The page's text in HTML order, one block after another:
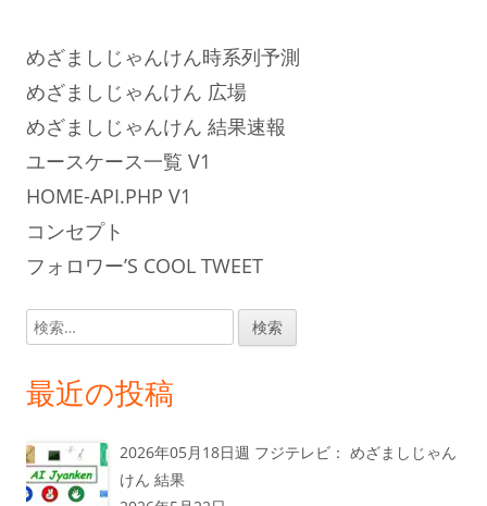
めざましじゃんけん時系列予測
めざましじゃんけん 広場
めざましじゃんけん 結果速報
ユースケース一覧 V1
HOME-API.PHP V1
コンセプト
フォロワー’S COOL TWEET
検
索:
最近の投稿
2026年05月18日週 フジテレビ： めざましじゃん
けん 結果